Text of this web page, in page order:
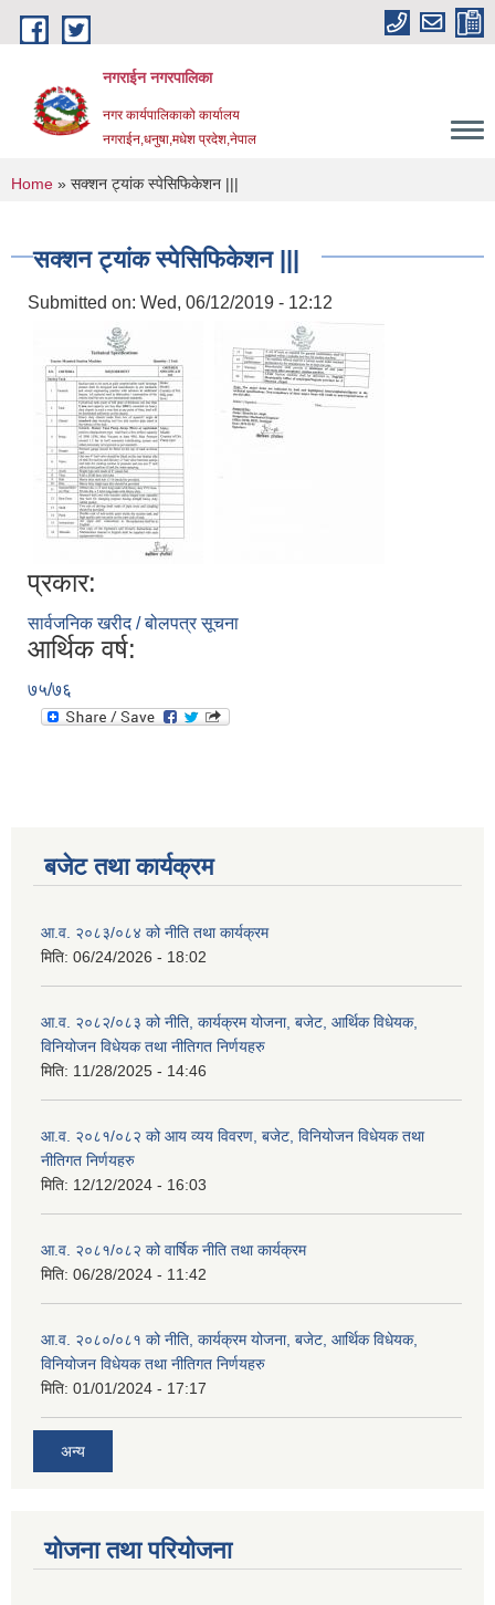
Skip to main content
नगराईन नगरपालिका
नगर कार्यपालिकाको कार्यालय
नगराईन,धनुषा,मधेश प्रदेश,नेपाल
You are here
Home » सक्शन ट्यांक स्पेसिफिकेशन |||
सक्शन ट्यांक स्पेसिफिकेशन |||
Submitted on: Wed, 06/12/2019 - 12:12
प्रकार:
सार्वजनिक खरीद / बोलपत्र सूचना
आर्थिक वर्ष:
७५/७६
बजेट तथा कार्यक्रम
आ.व. २०८३/०८४ को नीति तथा कार्यक्रम
मिति: 06/24/2026 - 18:02
आ.व. २०८२/०८३ को नीति, कार्यक्रम योजना, बजेट, आर्थिक विधेयक,
विनियोजन विधेयक तथा नीतिगत निर्णयहरु
मिति: 11/28/2025 - 14:46
आ.व. २०८१/०८२ को आय व्यय विवरण, बजेट, विनियोजन विधेयक तथा
नीतिगत निर्णयहरु
मिति: 12/12/2024 - 16:03
आ.व. २०८१/०८२ को वार्षिक नीति तथा कार्यक्रम
मिति: 06/28/2024 - 11:42
आ.व. २०८०/०८१ को नीति, कार्यक्रम योजना, बजेट, आर्थिक विधेयक,
विनियोजन विधेयक तथा नीतिगत निर्णयहरु
मिति: 01/01/2024 - 17:17
अन्य
योजना तथा परियोजना